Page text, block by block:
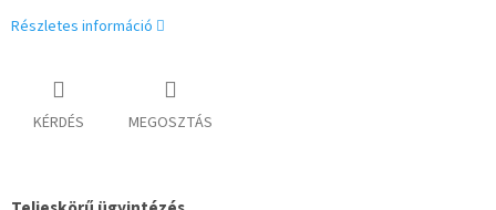
Részletes információ
KÉRDÉS MEGOSZTÁS